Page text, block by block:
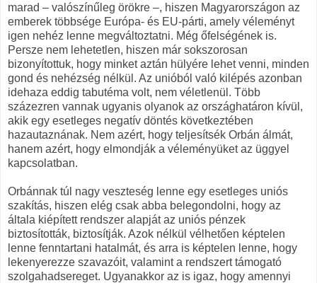
marad – valószínűleg örökre –, hiszen Magyarországon az
emberek többsége Európa- és EU-párti, amely véleményt
igen nehéz lenne megváltoztatni. Még őfelségének is.
Persze nem lehetetlen, hiszen már sokszorosan
bizonyítottuk, hogy minket aztán hülyére lehet venni, minden
gond és nehézség nélkül. Az unióból való kilépés azonban
idehaza eddig tabutéma volt, nem véletlenül. Több
százezren vannak ugyanis olyanok az országhatáron kívül,
akik egy esetleges negatív döntés következtében
hazautaznának. Nem azért, hogy teljesítsék Orbán álmát,
hanem azért, hogy elmondják a véleményüket az üggyel
kapcsolatban.
Orbánnak túl nagy veszteség lenne egy esetleges uniós
szakítás, hiszen elég csak abba belegondolni, hogy az
általa kiépített rendszer alapját az uniós pénzek
biztosították, biztosítják. Azok nélkül vélhetően képtelen
lenne fenntartani hatalmát, és arra is képtelen lenne, hogy
lekenyerezze szavazóit, valamint a rendszert támogató
szolgahadsereget. Ugyanakkor az is igaz, hogy amennyi